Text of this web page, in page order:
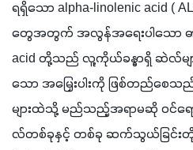
ရရှိသော alpha-linolenic acid (
တွေအတွက် အလွန်အရေးပါသော ဓာတ်
acid တို့သည် လူ့ကိုယ်ခန္ဓာရှိ ဆဲလ်မ
သော အမြှေးပါးကို ဖြစ်တည်စေသည်
များထဲသို့ မည်သည့်အရာမဆို ဝင်ရော
လ်တစ်ခုနှင့် တစ်ခု ဆက်သွယ်ခြင်းတို့